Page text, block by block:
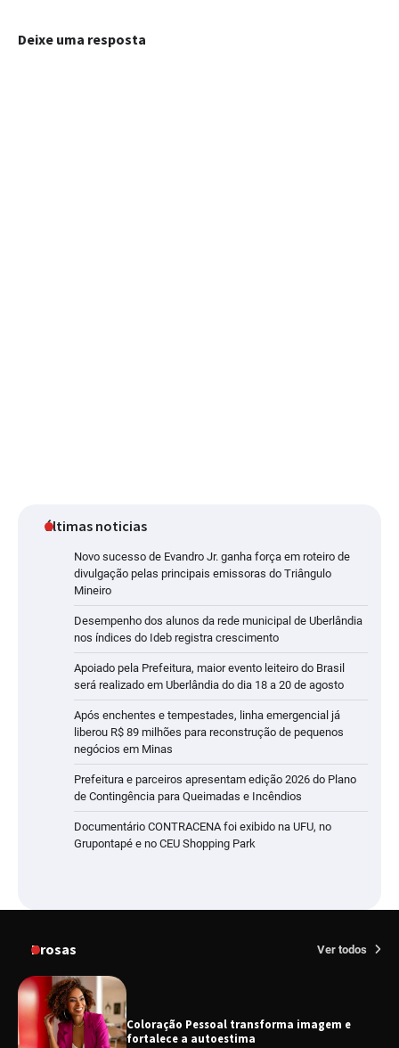
Deixe uma resposta
últimas noticias
Novo sucesso de Evandro Jr. ganha força em roteiro de
divulgação pelas principais emissoras do Triângulo
Mineiro
Desempenho dos alunos da rede municipal de Uberlândia
nos índices do Ideb registra crescimento
Apoiado pela Prefeitura, maior evento leiteiro do Brasil
será realizado em Uberlândia do dia 18 a 20 de agosto
Após enchentes e tempestades, linha emergencial já
liberou R$ 89 milhões para reconstrução de pequenos
negócios em Minas
Prefeitura e parceiros apresentam edição 2026 do Plano
de Contingência para Queimadas e Incêndios
Documentário CONTRACENA foi exibido na UFU, no
Grupontapé e no CEU Shopping Park
Prosas Ver todos
Coloração Pessoal transforma imagem e
fortalece a autoestima